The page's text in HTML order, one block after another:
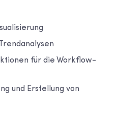
für die Workflow-
und Erstellung von